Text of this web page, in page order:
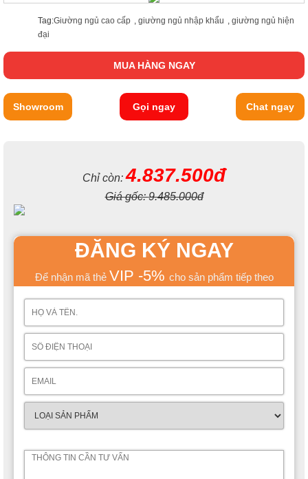
Tag:Giường ngủ cao cấp , giường ngủ nhập khẩu , giường ngủ hiện
đại
MUA HÀNG NGAY
Showroom Gọi ngay Chat ngay
Chỉ còn:4.837.500đ
Giá gốc:9.485.000đ
ĐĂNG KÝ NGAY
Để nhận mã thẻ VIP -5% cho sản phẩm tiếp theo